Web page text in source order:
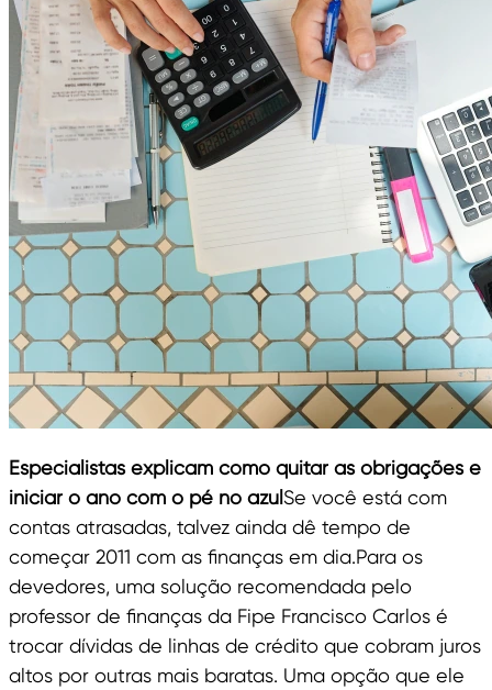
Especialistas explicam como quitar as obrigações e
iniciar o ano com o pé no azulSe você está com
contas atrasadas, talvez ainda dê tempo de
começar 2011 com as finanças em dia.Para os
devedores, uma solução recomendada pelo
professor de finanças da Fipe Francisco Carlos é
trocar dívidas de linhas de crédito que cobram juros
altos por outras mais baratas. Uma opção que ele